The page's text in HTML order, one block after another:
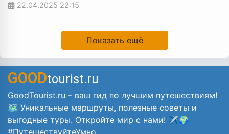
22.04.2025 22:15
Показать ещё
GOODtourist.ru
GoodTourist.ru – ваш гид по лучшим путешествиям!
🗺️ Уникальные маршруты, полезные советы и
выгодные туры. Откройте мир с нами! ✈️🌍